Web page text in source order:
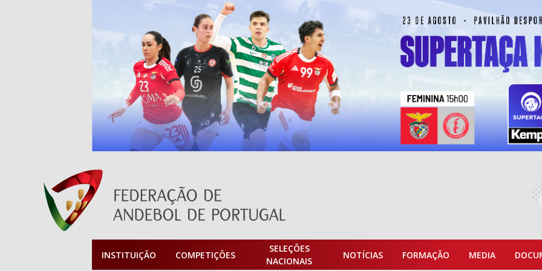
INSTITUIÇÃO COMPETIÇÕES
SELEÇÕES
NACIONAIS
NOTÍCIAS FORMAÇÃO MEDIA